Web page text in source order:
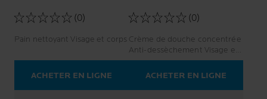
(0)
Pain nettoyant Visage et corps
ACHETER EN LIGNE
(0)
Crème de douche concentrée
Anti-dessèchement Visage et
corps
ACHETER EN LIGNE